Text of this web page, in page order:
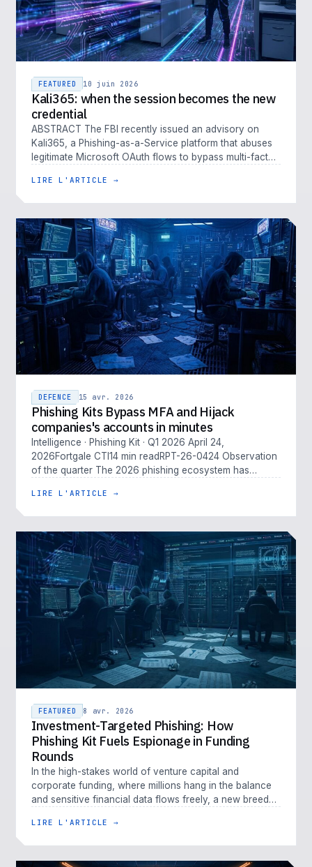
FEATURED 10 juin 2026
Kali365: when the session becomes the new
credential
ABSTRACT The FBI recently issued an advisory on
Kali365, a Phishing-as-a-Service platform that abuses
legitimate Microsoft OAuth flows to bypass multi-factor
LIRE L'ARTICLE →
DEFENCE 15 avr. 2026
Phishing Kits Bypass MFA and Hijack
companies's accounts in minutes
Intelligence · Phishing Kit · Q1 2026 April 24,
2026Fortgale CTI14 min readRPT-26-0424 Observation
of the quarter The 2026 phishing ecosystem has
LIRE L'ARTICLE →
FEATURED 8 avr. 2026
Investment-Targeted Phishing: How
Phishing Kit Fuels Espionage in Funding
Rounds
In the high-stakes world of venture capital and
corporate funding, where millions hang in the balance
and sensitive financial data flows freely, a new breed
LIRE L'ARTICLE →